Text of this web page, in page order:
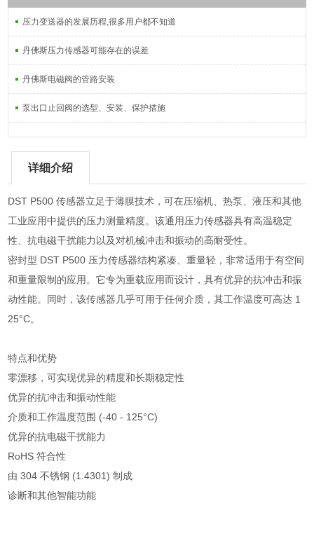
压力变送器的发展历程,很多用户都不知道
丹佛斯压力传感器可能存在的误差
丹佛斯电磁阀的管路安装
泵出口止回阀的选型、安装、保护措施
详细介绍
DST P500 传感器立足于薄膜技术，可在压缩机、热泵、液压和其他
工业应用中提供的压力测量精度。该通用压力传感器具有高温稳定
性、抗电磁干扰能力以及对机械冲击和振动的高耐受性。
密封型 DST P500 压力传感器结构紧凑、重量轻，非常适用于有空间
和重量限制的应用。它专为重载应用而设计，具有优异的抗冲击和振
动性能。同时，该传感器几乎可用于任何介质，其工作温度可高达 1
25°C。
特点和优势
零漂移，可实现优异的精度和长期稳定性
优异的抗冲击和振动性能
介质和工作温度范围 (-40 - 125°C)
优异的抗电磁干扰能力
RoHS 符合性
由 304 不锈钢 (1.4301) 制成
诊断和其他智能功能